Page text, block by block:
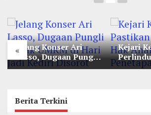
«Jelang Konser Ari
Lasso, Dugaan Pungli
Lapak UMKM di Hari
Kejari
Anak
Berita Terkini